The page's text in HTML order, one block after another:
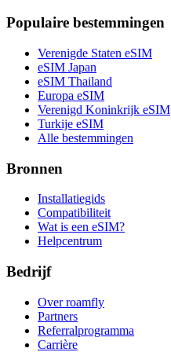
Populaire bestemmingen
Verenigde Staten eSIM
eSIM Japan
eSIM Thailand
Europa eSIM
Verenigd Koninkrijk eSIM
Turkije eSIM
Alle bestemmingen
Bronnen
Installatiegids
Compatibiliteit
Wat is een eSIM?
Helpcentrum
Bedrijf
Over roamfly
Partners
Referralprogramma
Carrière